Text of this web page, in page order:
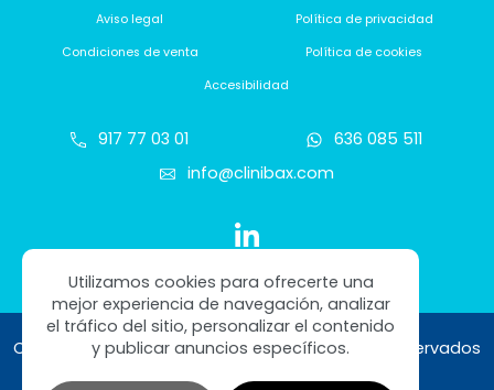
Utilizamos cookies para ofrecerte una
mejor experiencia de navegación, analizar
el tráfico del sitio, personalizar el contenido
y publicar anuncios específicos.
Aviso legal
Política de privacidad
Condiciones de venta
Política de cookies
Accesibilidad
917 77 03 01
636 085 511
info@clinibax.com
Copyright © 2026 Clinibax. Todos los derechos reservados